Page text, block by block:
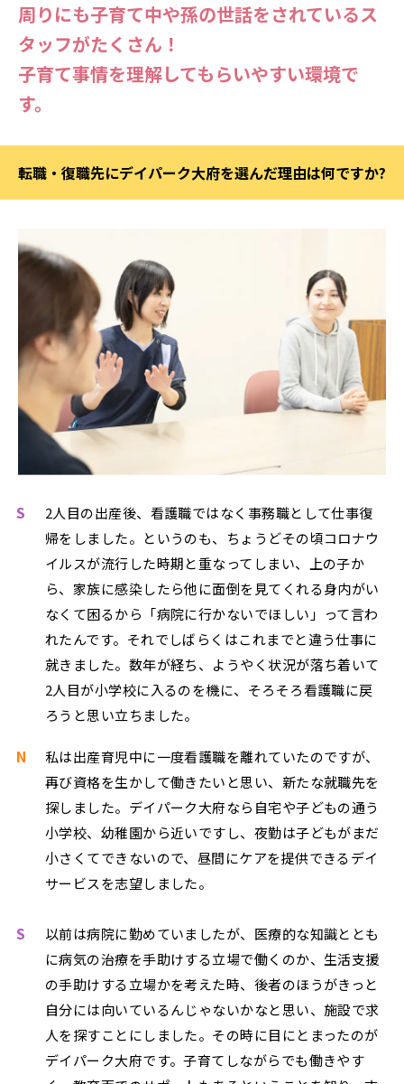
周りにも子育て中や孫の世話をされているス
タッフがたくさん！
子育て事情を理解してもらいやすい環境で
す。
転職・復職先にデイパーク大府を選んだ理由は何ですか?
S
2人目の出産後、看護職ではなく事務職として仕事復
帰をしました。というのも、ちょうどその頃コロナウ
イルスが流行した時期と重なってしまい、上の子か
ら、家族に感染したら他に面倒を見てくれる身内がい
なくて困るから「病院に行かないでほしい」って言わ
れたんです。それでしばらくはこれまでと違う仕事に
就きました。数年が経ち、ようやく状況が落ち着いて
2人目が小学校に入るのを機に、そろそろ看護職に戻
ろうと思い立ちました。
N
私は出産育児中に一度看護職を離れていたのですが、
再び資格を生かして働きたいと思い、新たな就職先を
探しました。デイパーク大府なら自宅や子どもの通う
小学校、幼稚園から近いですし、夜勤は子どもがまだ
小さくてできないので、昼間にケアを提供できるデイ
サービスを志望しました。
S
以前は病院に勤めていましたが、医療的な知識ととも
に病気の治療を手助けする立場で働くのか、生活支援
の手助けする立場かを考えた時、後者のほうがきっと
自分には向いているんじゃないかなと思い、施設で求
人を探すことにしました。その時に目にとまったのが
デイパーク大府です。子育てしながらでも働きやす